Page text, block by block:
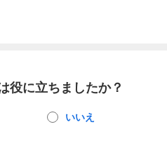
役に立ちましたか？
いいえ